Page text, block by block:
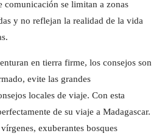
BUNGALOW
ACTIVIDADES
ILE AUX NATTES
comunicación se limitan a zonas
y no reflejan la realidad de la vida
en tierra firme, los consejos son
evite las grandes
locales de viaje. Con esta
de su viaje a Madagascar.
exuberantes bosques